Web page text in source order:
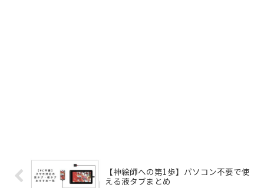
【神絵師への第1歩】パソコン不要で使
える液タブまとめ